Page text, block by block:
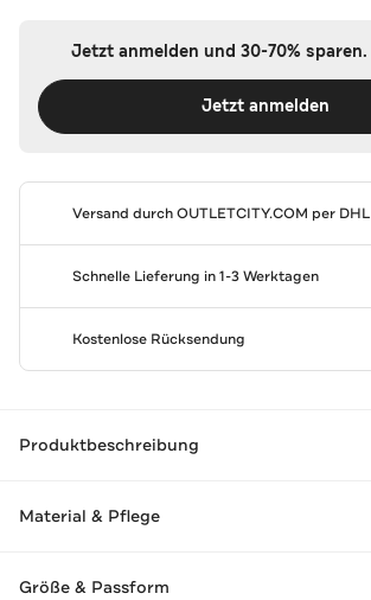
Jetzt anmelden und 30-70% sparen.
Jetzt anmelden
Versand durchOUTLETCITY.COM per DHL
Schnelle Lieferung in 1-3 Werktagen
Kostenlose Rücksendung
Produktbeschreibung
Material & Pflege
Größe & Passform